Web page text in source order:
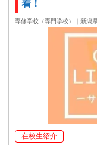
着！
専修学校（専門学校）｜新潟
在校生紹介